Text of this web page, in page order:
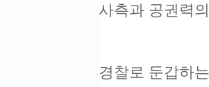
사측과 공권력
경찰로 둔갑하